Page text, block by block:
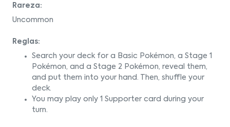
Rareza:
Uncommon
Reglas:
Search your deck for a Basic Pokémon, a Stage 1
Pokémon, and a Stage 2 Pokémon, reveal them,
and put them into your hand. Then, shuffle your
deck.
You may play only 1 Supporter card during your
turn.